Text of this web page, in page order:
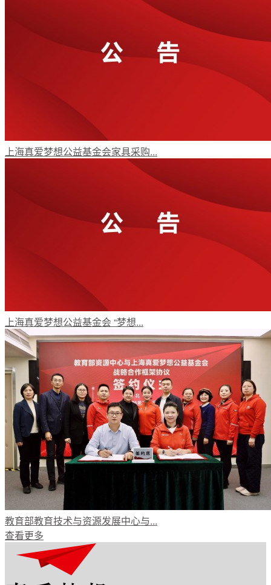
上海真爱梦想公益基金会家具采购...
上海真爱梦想公益基金会 “梦想...
教育部教育技术与资源发展中心与...
查看更多